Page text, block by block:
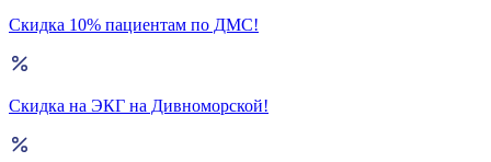
Скидка 10% пациентам по ДМС!
Скидка на ЭКГ на Дивноморской!